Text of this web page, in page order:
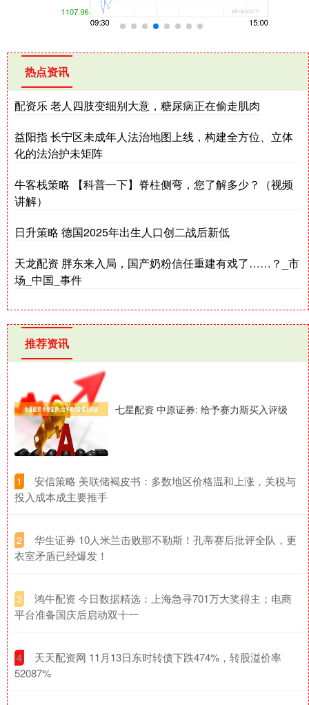
热点资讯
配资乐 老人四肢变细别大意，糖尿病正在偷走肌肉
益阳指 长宁区未成年人法治地图上线，构建全方位、立体
化的法治护未矩阵
牛客栈策略 【科普一下】脊柱侧弯，您了解多少？（视频
讲解）
日升策略 德国2025年出生人口创二战后新低
天龙配资 胖东来入局，国产奶粉信任重建有戏了……？_市
场_中国_事件
推荐资讯
七星配资 中原证券: 给予赛力斯买入评级
1
​安信策略 美联储褐皮书：多数地区价格温和上涨，关税与
投入成本成主要推手
2
​华生证券 10人米兰击败那不勒斯！孔蒂赛后批评全队，更
衣室矛盾已经爆发！
3
​鸿牛配资 今日数据精选：上海急寻701万大奖得主；电商
平台准备国庆后启动双十一
4
​天天配资网 11月13日东时转债下跌474%，转股溢价率
52087%